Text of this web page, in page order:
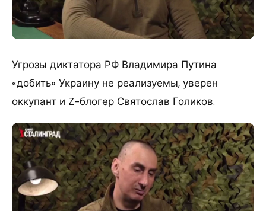
Угрозы диктатора РФ Владимира Путина
«добить» Украину не реализуемы, уверен
оккупант и Z-блогер Святослав Голиков.